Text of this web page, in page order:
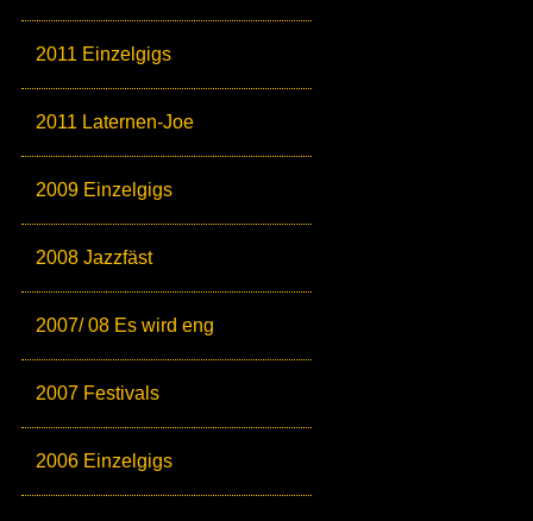
2011 Einzelgigs
2011 Laternen-Joe
2009 Einzelgigs
2008 Jazzfäst
2007/ 08 Es wird eng
2007 Festivals
2006 Einzelgigs